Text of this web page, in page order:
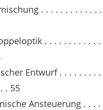
. . . . . . . . . . . .
. . . . . . . . . . . .
Entwurf . . . . . . . . .
. 55
Ansteuerung . . . .